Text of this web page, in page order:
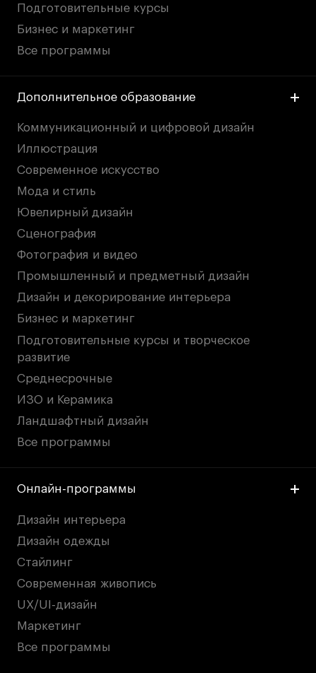
© 2026 БВШД
Политика конфиденциальности
Публичная оферта
деятельности АНО ВО «Универсальный
Университет»
Карта сайта
Подготовительные курсы
Бизнес и маркетинг
Все программы
Дополнительное образование
Коммуникационный и цифровой дизайн
Иллюстрация
Современное искусство
Мода и стиль
Ювелирный дизайн
Сценография
Фотография и видео
Промышленный и предметный дизайн
Дизайн и декорирование интерьера
Бизнес и маркетинг
Подготовительные курсы и творческое
развитие
Среднесрочные
ИЗО и Керамика
Ландшафтный дизайн
Все программы
Онлайн-программы
Дизайн интерьера
Дизайн одежды
Стайлинг
Современная живопись
UX/UI-дизайн
Маркетинг
Все программы